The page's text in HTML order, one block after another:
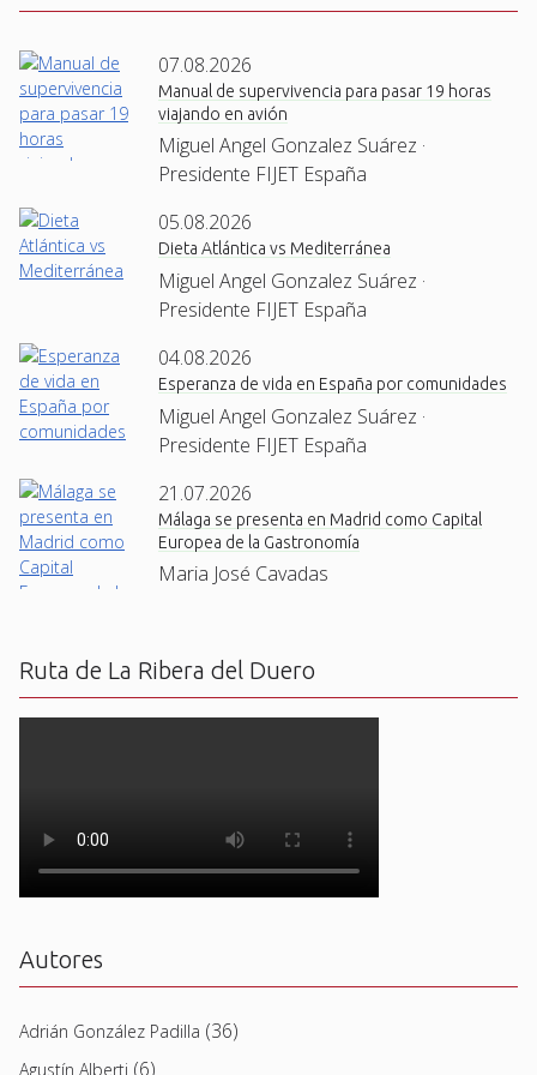
07.08.2026
Manual de supervivencia para pasar 19 horas
viajando en avión
Miguel Angel Gonzalez Suárez ·
Presidente FIJET España
05.08.2026
Dieta Atlántica vs Mediterránea
Miguel Angel Gonzalez Suárez ·
Presidente FIJET España
04.08.2026
Esperanza de vida en España por comunidades
Miguel Angel Gonzalez Suárez ·
Presidente FIJET España
21.07.2026
Málaga se presenta en Madrid como Capital
Europea de la Gastronomía
Maria José Cavadas
Ruta de La Ribera del Duero
Autores
Adrián González Padilla (36)
Agustín Alberti (6)